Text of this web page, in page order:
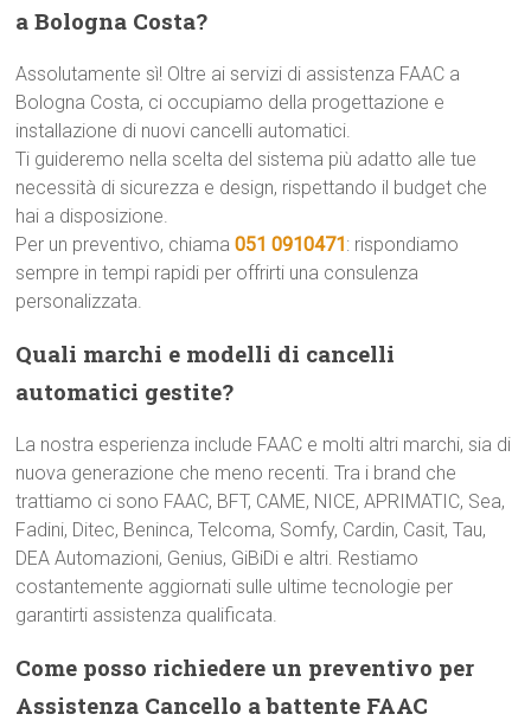
a Bologna Costa?
Assolutamente sì! Oltre ai servizi di assistenza FAAC a
Bologna Costa, ci occupiamo della progettazione e
installazione di nuovi cancelli automatici.
Ti guideremo nella scelta del sistema più adatto alle tue
necessità di sicurezza e design, rispettando il budget che
hai a disposizione.
Per un preventivo, chiama051 0910471: rispondiamo
sempre in tempi rapidi per offrirti una consulenza
personalizzata.
Quali marchi e modelli di cancelli
automatici gestite?
La nostra esperienza include FAAC e molti altri marchi, sia di
nuova generazione che meno recenti. Tra i brand che
trattiamo ci sono FAAC, BFT, CAME, NICE, APRIMATIC, Sea,
Fadini, Ditec, Beninca, Telcoma, Somfy, Cardin, Casit, Tau,
DEA Automazioni, Genius, GiBiDi e altri. Restiamo
costantemente aggiornati sulle ultime tecnologie per
garantirti assistenza qualificata.
Come posso richiedere un preventivo per
Assistenza Cancello a battente FAAC